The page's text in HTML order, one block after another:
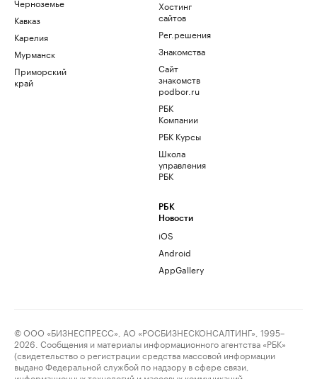
Кавказ
Карелия
Мурманск
Приморский
край
Хостинг
сайтов
Рег.решения
Знакомства
Сайт
знакомств
podbor.ru
РБК
Компании
РБК Курсы
Школа
управления
РБК
РБК
Новости
iOS
Android
AppGallery
© ООО «БИЗНЕСПРЕСС», АО «РОСБИЗНЕСКОНСАЛТИНГ», 1995–
2026. Сообщения и материалы информационного агентства «РБК»
(свидетельство о регистрации средства массовой информации
выдано Федеральной службой по надзору в сфере связи,